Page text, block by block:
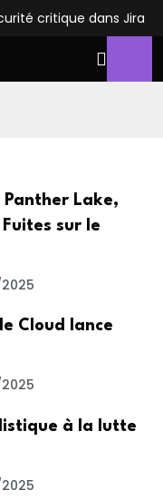
critique dans Jira
Panther Lake,
sur le
Cloud lance
à la lutte